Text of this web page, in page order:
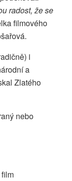
radost, že se
filmového
i
a
Zlatého
nebo